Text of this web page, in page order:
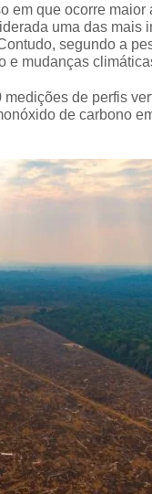
em que ocorre
uma das mais
segundo a
e mudanças
de perfis
de carbono